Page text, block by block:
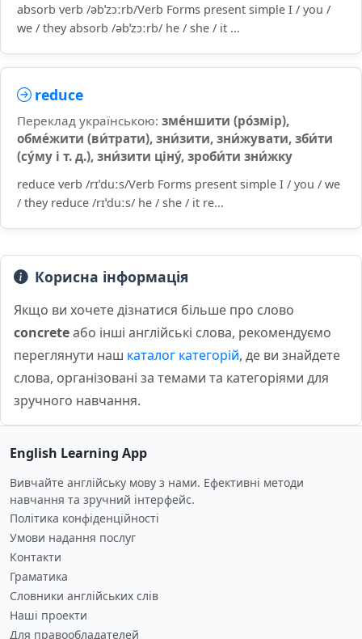
absorb verb /əbˈzɔːrb/Verb Forms present simple I / you /
we / they absorb /əbˈzɔːrb/ he / she / it ...
reduce
Переклад українською: зме́ншити (ро́змір),
обме́жити (ви́трати), зни́зити, зни́жувати, зби́ти
(су́му і т. д.), зни́зити ціну́, зроби́ти зни́жку
reduce verb /rɪˈduːs/Verb Forms present simple I / you / we
/ they reduce /rɪˈduːs/ he / she / it re...
Корисна інформація
Якщо ви хочете дізнатися більше про слово
concreteабо інші англійські слова, рекомендуємо
переглянути наш каталог категорій, де ви знайдете
слова, організовані за темами та категоріями для
зручного навчання.
English Learning App
Вивчайте англійську мову з нами. Ефективні методи
навчання та зручний інтерфейс.
Політика конфіденційності
Умови надання послуг
Контакти
Граматика
Словники англійських слів
Наші проекти
Для правообладателей